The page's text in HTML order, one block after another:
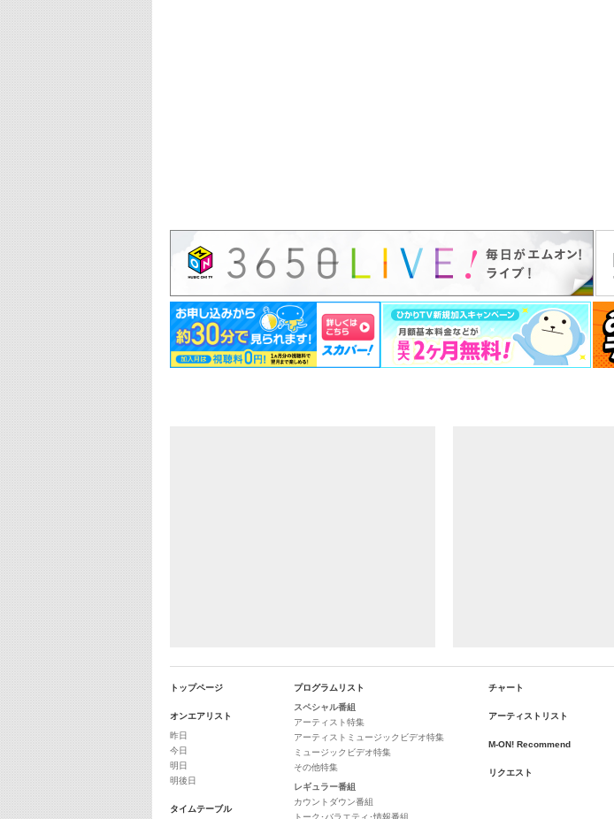
トップページ
オンエアリスト
昨日
今日
明日
明後日
タイムテーブル
プログラムリスト
スペシャル番組
アーティスト特集
アーティストミュージックビデオ特集
ミュージックビデオ特集
その他特集
レギュラー番組
カウントダウン番組
トーク･バラエティ･情報番組
チャート
アーティストリスト
M-ON! Recommend
リクエスト